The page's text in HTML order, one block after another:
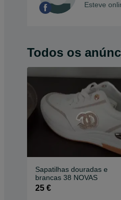
Esteve
Todos os
Sapatilhas douradas e
brancas 38 NOVAS
25 €